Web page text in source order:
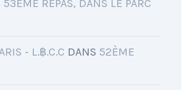
53ÈME REPAS, DANS LE PARC
- L.฿.C.C DANS 52ÈME